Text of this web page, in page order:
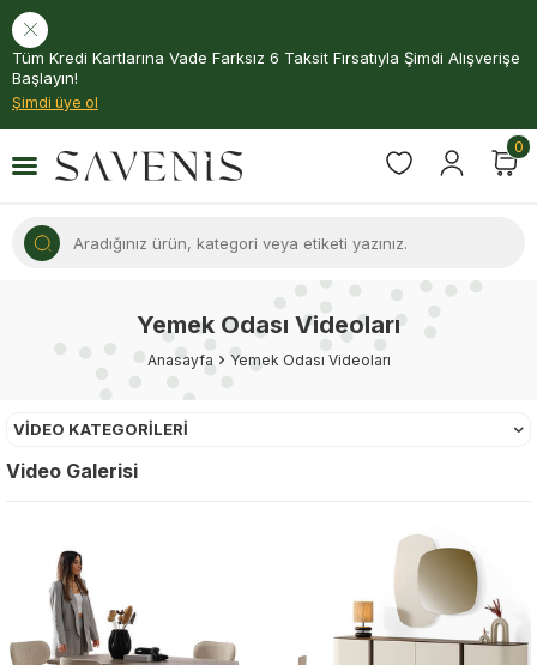
Tüm Kredi Kartlarına Vade Farksız 6 Taksit Fırsatıyla Şimdi Alışverişe
Başlayın!
Şimdi üye ol
0
Yemek Odası Videoları
Anasayfa Yemek Odası Videoları
VIDEO KATEGORILERI
Video Galerisi